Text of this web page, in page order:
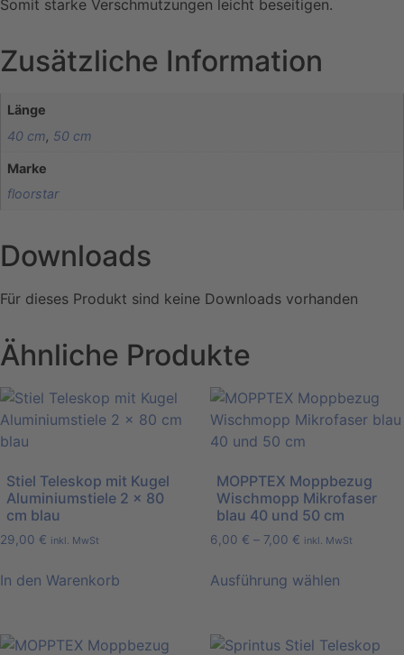
Somit starke Verschmutzungen leicht beseitigen.
Zusätzliche Information
Länge
40 cm, 50 cm
Marke
floorstar
Downloads
Für dieses Produkt sind keine Downloads vorhanden
Ähnliche Produkte
Stiel Teleskop mit Kugel
Aluminiumstiele 2 x 80
cm blau
29,00 € inkl. MwSt
In den Warenkorb
MOPPTEX Moppbezug
Wischmopp Mikrofaser
blau 40 und 50 cm
6,00 € – 7,00 € inkl. MwSt
Ausführung wählen
weist